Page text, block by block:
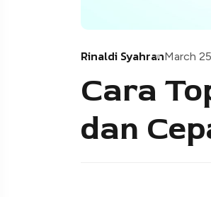
Rinaldi SyahranMarch
Cara
dan